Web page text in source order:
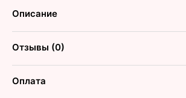
Описание
Отзывы (0)
Оплата